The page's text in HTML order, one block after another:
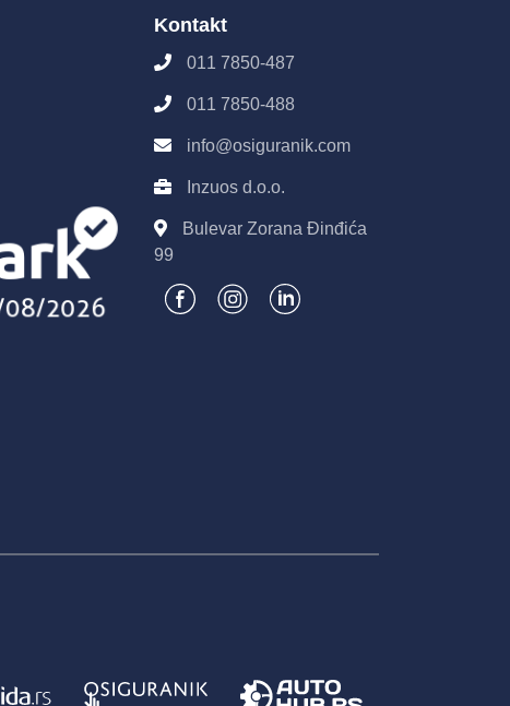
Kontakt
011 7850-487
011 7850-488
info@osiguranik.com
Inzuos d.o.o.
Bulevar Zorana Đinđića
99